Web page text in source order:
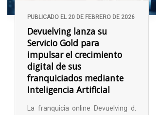
PUBLICADO EL 20 DE FEBRERO DE 2026
Devuelving lanza su
Servicio Gold para
impulsar el crecimiento
digital de sus
franquiciados mediante
Inteligencia Artificial
La franquicia online Devuelving d.